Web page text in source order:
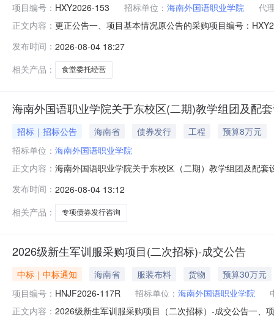
项目编号： HXY2026-153 招标单位： 海南外国语职业学院
代
正文内容： 更正公告一、项目基本情况原公告的采购项目编号：
31日发布，定于2026年8月24日09:30开标。更正如下：
发布时间： 2026-08-04 18:27
相关产品：
食堂委托经营
海南外国语职业学院关于东校区(二期)教学组团及配
招标｜招标公告 海南省 债券发行 工程
预算8万元
招标单位： 海南外国语职业学院
正文内容： 海南外国语职业学院关于东校区（二期）教学组团及配
称：东校区（二期）教学组团及配套设施建设项目地**
业学院4.项目服务期限：2
发布时间： 2026-08-04 13:12
相关产品：
专项债券发行咨询
2026级新生军训服采购项目(二次招标)-成交公告
中标｜中标通知 海南省 服装布料 货物
预算30万元
项目编号： HNJF2026-117R 招标单位： 海南外国语职业学院
正文内容： 2026级新生军训服采购项目（二次招标）-成交公告一、